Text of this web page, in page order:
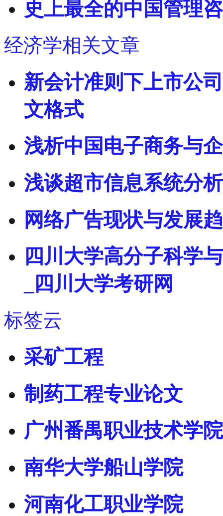
史上最全的中国管理
经济学相关文章
新会计准则下上市公
文格式
浅析中国电子商务与
浅谈超市信息系统分
网络广告现状与发展
四川大学高分子科学
_四川大学考研网
标签云
采矿工程
制药工程专业论文
广州番禺职业技术学院
南华大学船山学院
河南化工职业学院